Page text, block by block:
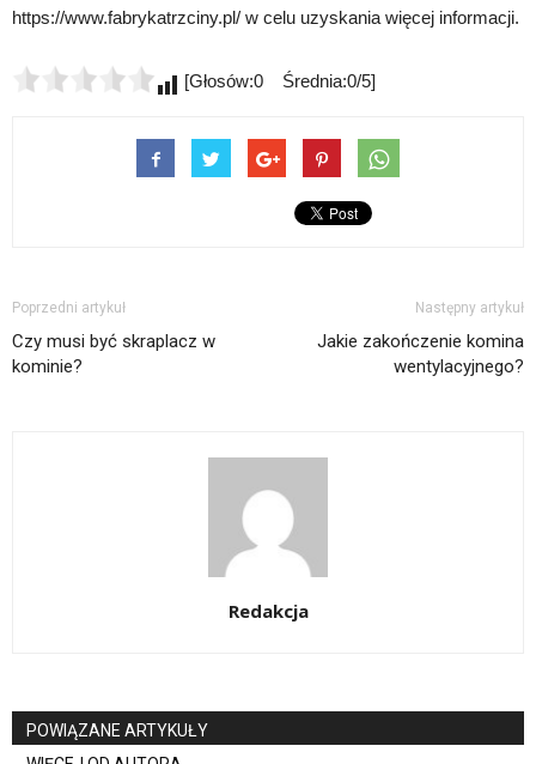
https://www.fabrykatrzciny.pl/ w celu uzyskania więcej informacji.
[Głosów:0 Średnia:0/5]
Poprzedni artykuł
Czy musi być skraplacz w
kominie?
Następny artykuł
Jakie zakończenie komina
wentylacyjnego?
Redakcja
POWIĄZANE ARTYKUŁY